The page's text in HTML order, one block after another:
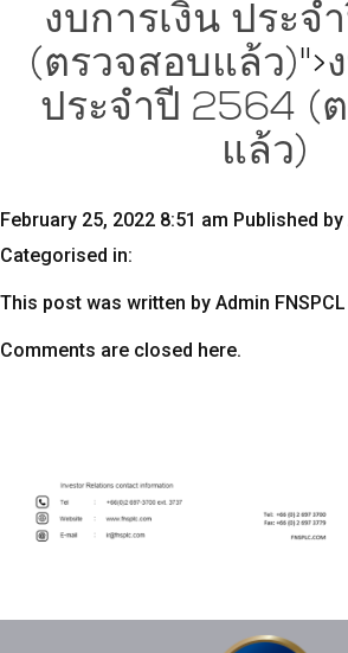
งบการเงิน ประจ
(ตรวจสอบแล้ว)">
ประจำปี 2564 (
แล้ว)
February 25, 2022 8:51 am Published by
Categorised in:
This post was written by Admin FNSPCL
Comments are closed here.